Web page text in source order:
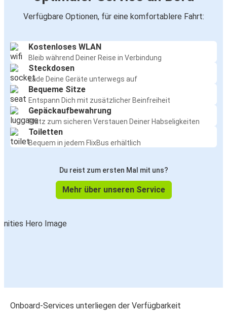
Verfügbare Optionen, für eine komfortablere Fahrt:
Kostenloses WLAN
Bleib während Deiner Reise in Verbindung
Steckdosen
Lade Deine Geräte unterwegs auf
Bequeme Sitze
Entspann Dich mit zusätzlicher Beinfreiheit
Gepäckaufbewahrung
Platz zum sicheren Verstauen Deiner Habseligkeiten
Toiletten
Bequem in jedem FlixBus erhältlich
Du reist zum ersten Mal mit uns?
Mehr über unseren Service
Onboard-Services unterliegen der Verfügbarkeit